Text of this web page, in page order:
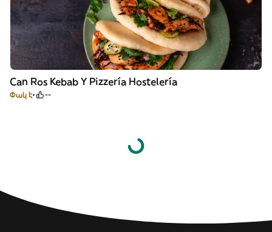
Can Ros Kebab Y Pizzería Hostelería
Փակ է --